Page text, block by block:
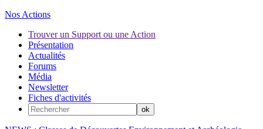
Nos Actions
Trouver un Support ou une Action
Présentation
Actualités
Forums
Média
Newsletter
Fiches d'activités